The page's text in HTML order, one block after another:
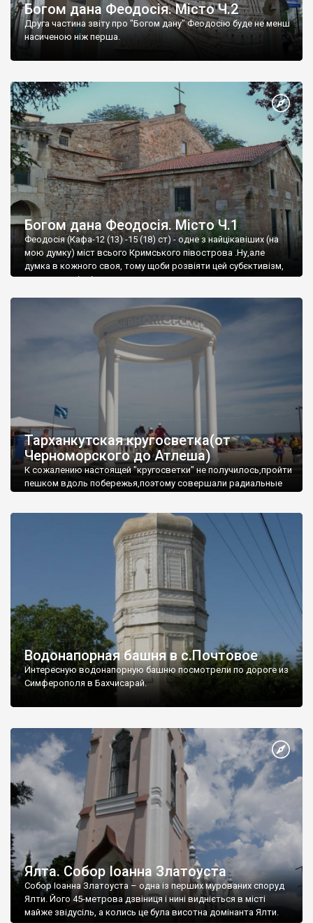
Богом дана Феодосія. Місто Ч.2
Друга частина звіту про "Богом дану" Феодосію буде не менш
насиченою ніж перша.
Богом дана Феодосія. Місто Ч.1
Феодосія (Кафа-12 (13) -15 (18) ст) - одне з найцікавіших (на
мою думку) міст всього Кримського півострова .Ну,але
думка в кожного своя, тому щоби розвіяти цей субєктивізм,
запрошую відвідати це
Тарханкутская кругосветка(от
Черноморского до Атлеша)
К сожалению настоящей "кругосветки" не получилось,пройти
пешком вдоль побережья,поэтому совершали радиальные
Водонапорная башня в с.Почтовое
Интересную водонапорную башню посмотрели по дороге из
Симферополя в Бахчисарай.
Ялта. Собор Іоанна Златоуста
Собор Іоанна Златоуста – одна із перших мурованих споруд
Ялти. Його 45-метрова дзвіниця і нині видніється в місті
майже звідусіль, а колись це була висотна домінанта Ялти.